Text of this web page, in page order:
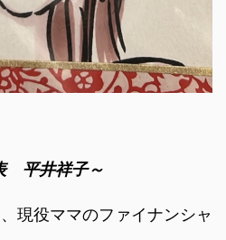
平井祥子～
現役ママのファイナンシャ